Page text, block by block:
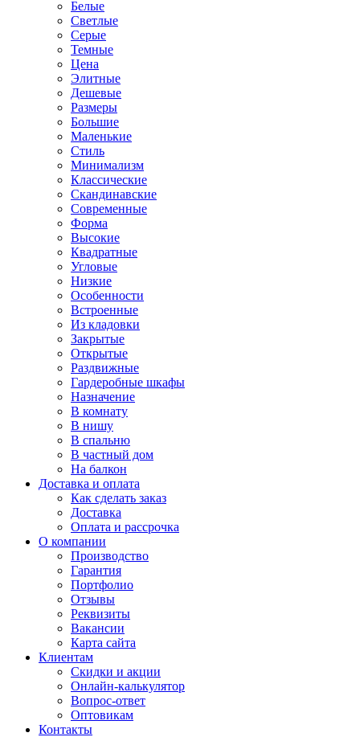
Белые
Светлые
Серые
Темные
Цена
Элитные
Дешевые
Размеры
Большие
Маленькие
Стиль
Минимализм
Классические
Скандинавские
Современные
Форма
Высокие
Квадратные
Угловые
Низкие
Особенности
Встроенные
Из кладовки
Закрытые
Открытые
Раздвижные
Гардеробные шкафы
Назначение
В комнату
В нишу
В спальню
В частный дом
На балкон
Доставка и оплата
Как сделать заказ
Доставка
Оплата и рассрочка
О компании
Производство
Гарантия
Портфолио
Отзывы
Реквизиты
Вакансии
Карта сайта
Клиентам
Скидки и акции
Онлайн-калькулятор
Вопрос-ответ
Оптовикам
Контакты